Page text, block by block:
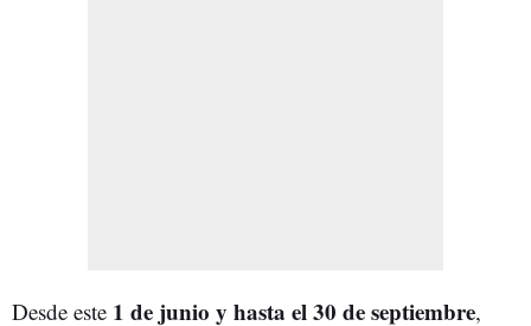
Desde este 1 de junio y hasta el 30 de septiembre,